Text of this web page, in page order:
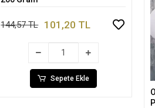
144,57 TL 101,20 TL
Sepete Ekle